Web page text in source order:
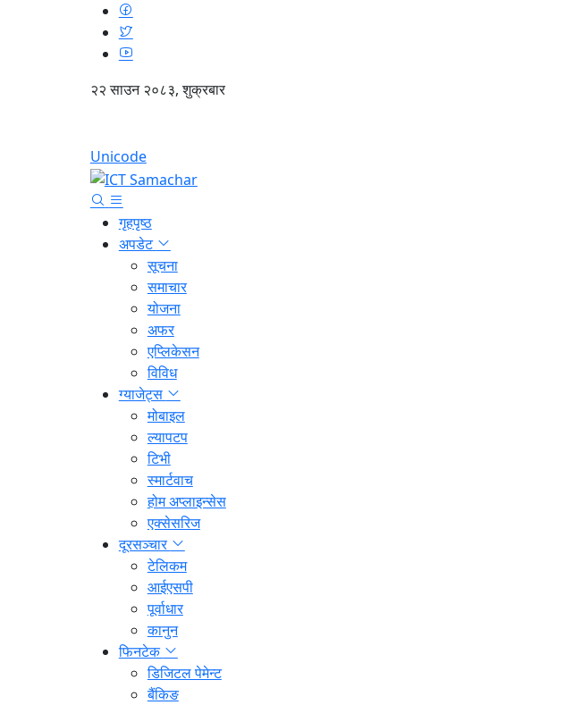
२२ साउन २०८३, शुक्रबार
Unicode
गृहपृष्ठ
अपडेट
सूचना
समाचार
योजना
अफर
एप्लिकेसन
विविध
ग्याजेट्स
मोबाइल
ल्यापटप
टिभी
स्मार्टवाच
होम अप्लाइन्सेस
एक्सेसरिज
दूरसञ्चार
टेलिकम
आईएसपी
पूर्वाधार
कानुन
फिनटेक
डिजिटल पेमेन्ट
बैंकिङ